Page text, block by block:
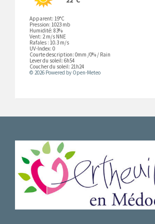
Apparent: 19°C
Pression: 1023 mb
Humidité: 83%
Vent: 2 m/s NNE
Rafales : 10.3 m/s
UV-Index: 0
Courte description: 0mm /0% / Rain
Lever du soleil: 6h54
Coucher du soleil: 21h24
© 2026 Powered by Open-Meteo